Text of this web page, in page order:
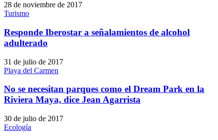
28 de noviembre de 2017
Turismo
Responde Iberostar a señalamientos de alcohol
adulterado
31 de julio de 2017
Playa del Carmen
No se necesitan parques como el Dream Park en la
Riviera Maya, dice Jean Agarrista
30 de julio de 2017
Ecología